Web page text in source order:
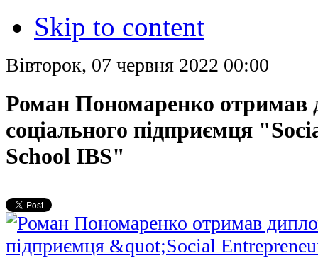
Skip to content
Вівторок, 07 червня 2022 00:00
Роман Пономаренко
соціального підприємця
School IBS"